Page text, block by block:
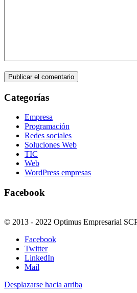
Categorías
Empresa
Programación
Redes sociales
Soluciones Web
TIC
Web
WordPress empresas
Facebook
© 2013 - 2022 Optimus Empresarial
Facebook
Twitter
LinkedIn
Mail
Desplazarse hacia arriba